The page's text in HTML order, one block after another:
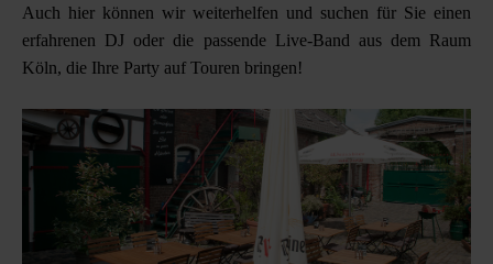
Auch hier können wir weiterhelfen und suchen für Sie einen
erfahrenen DJ oder die passende Live-Band aus dem Raum
Köln, die Ihre Party auf Touren bringen!